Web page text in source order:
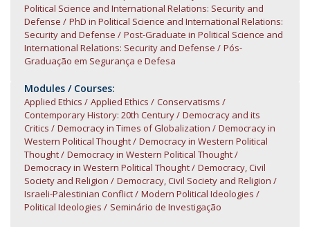
Political Science and International Relations: Security and
Defense
PhD in Political Science and International Relations:
Security and Defense
Post-Graduate in Political Science and
International Relations: Security and Defense
Pós-
Graduação em Segurança e Defesa
Modules / Courses:
Applied Ethics Applied Ethics
Conservatisms
Contemporary History: 20th Century
Democracy and its
Critics
Democracy in Times of Globalization
Democracy in
Western Political Thought
Democracy in Western Political
Thought
Democracy in Western Political Thought
Democracy in Western Political Thought
Democracy, Civil
Society and Religion
Democracy, Civil Society and Religion
Israeli-Palestinian Conflict
Modern Political Ideologies
Political Ideologies
Seminário de Investigação